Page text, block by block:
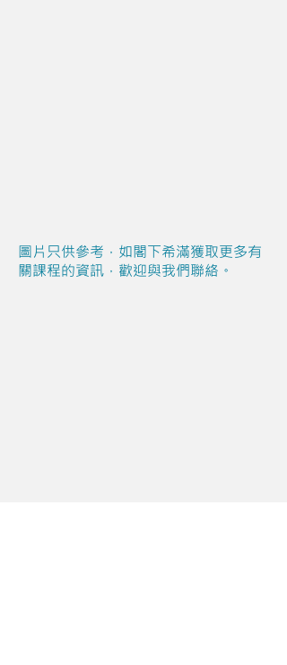
圖片只供參考，如閣下希滿獲取更多有
關課程的資訊，歡迎與我們聯絡。